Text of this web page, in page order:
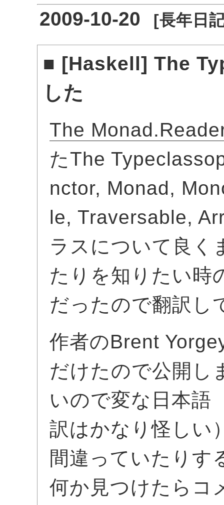
2009-10-20 [長年日
■ [Haskell] The
した
The
たThe
nctor, Monad,
le, Traversable,
ラスについて良く
たりを知りたい時
だったので翻訳し
作者のBrent
だけたので公開し
いので変な日本語
訳はかなり怪しい
間違っていたりす
何か見つけたらコ